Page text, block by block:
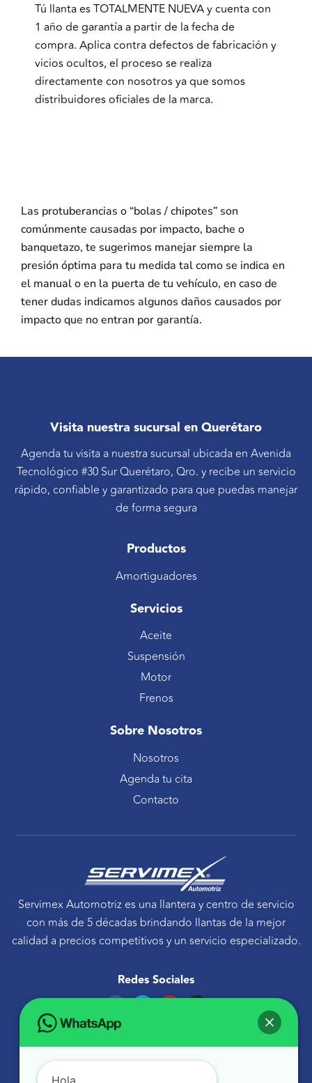
Tú llanta es TOTALMENTE NUEVA y cuenta con
1 año de garantía a partir de la fecha de
compra. Aplica contra defectos de fabricación y
vicios ocultos, el proceso se realiza
directamente con nosotros ya que somos
distribuidores oficiales de la marca.
Las protuberancias o “bolas / chipotes” son
comúnmente causadas por impacto, bache o
banquetazo, te sugerimos manejar siempre la
presión óptima para tu medida tal como se indica en
el manual o en la puerta de tu vehículo, en caso de
tener dudas indicamos algunos daños causados por
impacto que no entran por garantía.
Visita nuestra sucursal en Querétaro
Agenda tu visita a nuestra sucursal ubicada en Avenida
Tecnológico #30 Sur Querétaro, Qro. y recibe un servicio
rápido, confiable y garantizado para que puedas manejar
de forma segura
Productos
Amortiguadores
Servicios
Aceite
Suspensión
Motor
Frenos
Sobre Nosotros
Nosotros
Agenda tu cita
Contacto
Servimex Automotriz es una llantera y centro de servicio
con más de 5 décadas brindando llantas de la mejor
calidad a precios competitivos y un servicio especializado.
Redes Sociales
F
c
e
o
o
T
e
r
Y
b
e
I
g
r
Avenida Tecnológico 30 Sur Querétaro, Qro.
Hola,